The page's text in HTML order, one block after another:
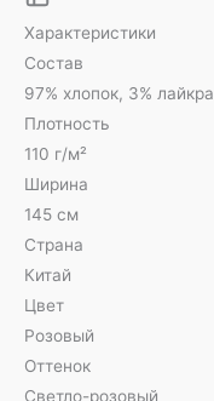
Характеристики
Состав
97% хлопок, 3% лайкра
Плотность
110 г/м²
Ширина
145 см
Страна
Китай
Цвет
Розовый
Оттенок
Светло-розовый